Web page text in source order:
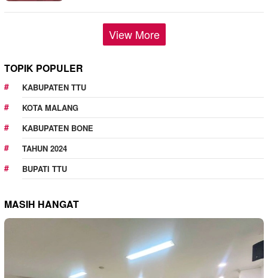
View More
TOPIK POPULER
KABUPATEN TTU
KOTA MALANG
KABUPATEN BONE
TAHUN 2024
BUPATI TTU
MASIH HANGAT